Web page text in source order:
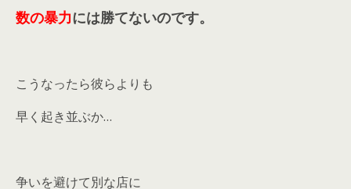
数の暴力には勝てないのです。
こうなったら彼らよりも
早く起き並ぶか…
争いを避けて別な店に